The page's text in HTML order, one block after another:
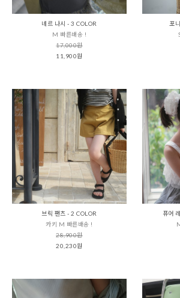
네르 나시 - 3 COLOR
M 빠른배송 !
17,000원
11,900원
포
브릭 팬츠 - 2 COLOR
카키 M 빠른배송 !
28,900원
20,230원
퓨어